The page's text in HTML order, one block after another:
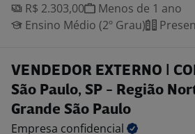
R$ 2.303,00
Menos de 1 ano
Ensino Médio (2º Grau)
VENDEDOR EXTERNO |
São Paulo, SP - Região
Grande São Paulo
Empresa confidencial